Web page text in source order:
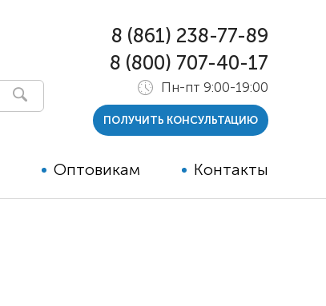
Оптовикам Контакты
8 (861) 238-77-89
8 (800) 707-40-17
Пн-пт 9:00-19:00
ПОЛУЧИТЬ КОНСУЛЬТАЦИЮ